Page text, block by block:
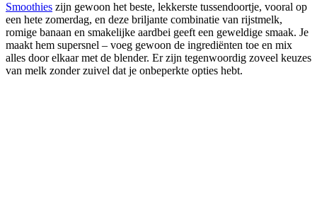
Smoothies zijn gewoon het beste, lekkerste tussendoortje, vooral op
een hete zomerdag, en deze briljante combinatie van rijstmelk,
romige banaan en smakelijke aardbei geeft een geweldige smaak. Je
maakt hem supersnel – voeg gewoon de ingrediënten toe en mix
alles door elkaar met de blender. Er zijn tegenwoordig zoveel keuzes
van melk zonder zuivel dat je onbeperkte opties hebt.